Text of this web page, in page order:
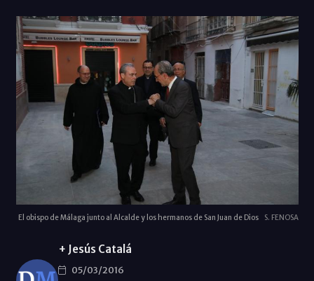
El obispo de Málaga junto al Alcalde y los hermanos de San Juan de Dios S. FENOSA
+ Jesús Catalá
05/03/2016